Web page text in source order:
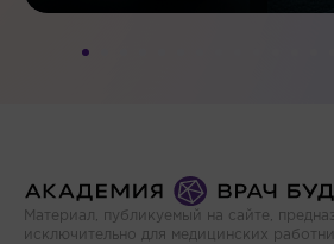
Материал, публикуемый на сайте,
исключительно для медицинских